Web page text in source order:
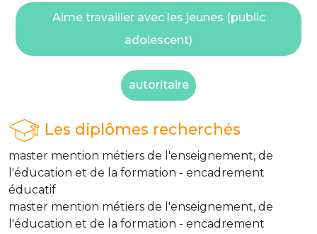
Aime travailler avec les jeunes (public
adolescent)
autoritaire
Les diplômes recherchés
master mention métiers de l'enseignement, de
l'éducation et de la formation - encadrement
éducatif
master mention métiers de l'enseignement, de
l'éducation et de la formation - encadrement